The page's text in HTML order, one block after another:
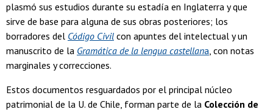
plasmó sus estudios durante su estadía en Inglaterra y que
sirve de base para alguna de sus obras posteriores; los
borradores del Código Civil con apuntes del intelectual y un
manuscrito de la Gramática de la lengua castellana, con notas
marginales y correcciones.
Estos documentos resguardados por el principal núcleo
patrimonial de la U. de Chile, forman parte de la Colección de